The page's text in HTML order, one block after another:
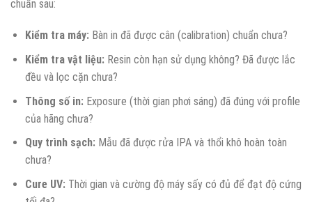
chuẩn sau:
Kiểm tra máy: Bàn in đã được cân (calibration) chuẩn chưa?
Kiểm tra vật liệu: Resin còn hạn sử dụng không? Đã được lắc
đều và lọc cặn chưa?
Thông số in: Exposure (thời gian phơi sáng) đã đúng với profile
của hãng chưa?
Quy trình sạch: Mẫu đã được rửa IPA và thổi khô hoàn toàn
chưa?
Cure UV: Thời gian và cường độ máy sấy có đủ để đạt độ cứng